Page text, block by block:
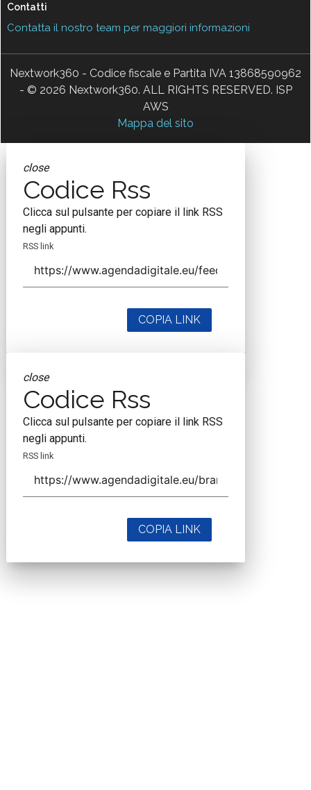
Contatti
Contatta il nostro team per maggiori informazioni
Nextwork360 - Codice fiscale e Partita IVA 13868590962
- © 2026 Nextwork360. ALL RIGHTS RESERVED. ISP
AWS
Mappa del sito
close
Codice Rss
Clicca sul pulsante per copiare il link RSS
negli appunti.
RSS link
COPIA LINK
close
Codice Rss
Clicca sul pulsante per copiare il link RSS
negli appunti.
RSS link
COPIA LINK